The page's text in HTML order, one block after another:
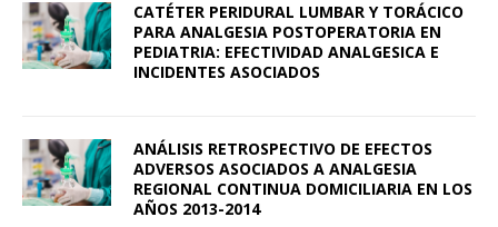
CATÉTER PERIDURAL LUMBAR Y TORÁCICO
PARA ANALGESIA POSTOPERATORIA EN
PEDIATRIA: EFECTIVIDAD ANALGESICA E
INCIDENTES ASOCIADOS
ANÁLISIS RETROSPECTIVO DE EFECTOS
ADVERSOS ASOCIADOS A ANALGESIA
REGIONAL CONTINUA DOMICILIARIA EN LOS
AÑOS 2013-2014